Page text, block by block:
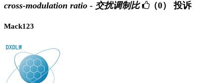
cross-modulation ratio - 交扰调制比 （0） 投诉
Mack123